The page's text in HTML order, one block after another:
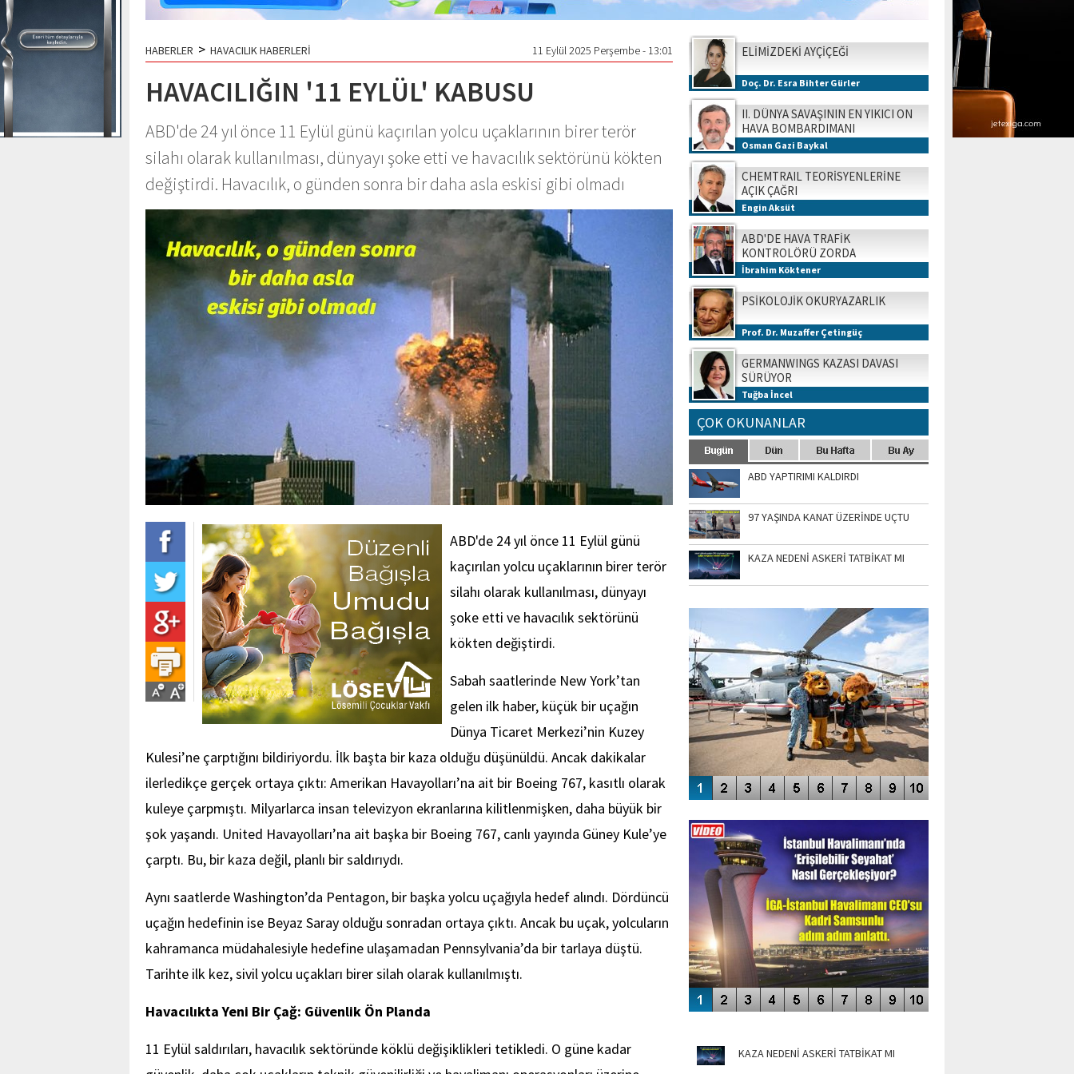
HABERLER > HAVACILIK HABERLERİ 11 Eylül 2025 Perşembe - 13:01
HAVACILIĞIN '11 EYLÜL' KABUSU
ABD'de 24 yıl önce 11 Eylül günü kaçırılan yolcu uçaklarının birer terör
silahı olarak kullanılması, dünyayı şoke etti ve havacılık sektörünü kökten
değiştirdi. Havacılık, o günden sonra bir daha asla eskisi gibi olmadı
ABD'de 24 yıl önce 11 Eylül günü
kaçırılan yolcu uçaklarının birer terör
silahı olarak kullanılması, dünyayı
şoke etti ve havacılık sektörünü
kökten değiştirdi.
Sabah saatlerinde New York’tan
gelen ilk haber, küçük bir uçağın
Dünya Ticaret Merkezi’nin Kuzey
Kulesi’ne çarptığını bildiriyordu. İlk başta bir kaza olduğu düşünüldü. Ancak dakikalar
ilerledikçe gerçek ortaya çıktı: Amerikan Havayolları’na ait bir Boeing 767, kasıtlı olarak
kuleye çarpmıştı. Milyarlarca insan televizyon ekranlarına kilitlenmişken, daha büyük bir
şok yaşandı. United Havayolları’na ait başka bir Boeing 767, canlı yayında Güney Kule’ye
çarptı. Bu, bir kaza değil, planlı bir saldırıydı.
Aynı saatlerde Washington’da Pentagon, bir başka yolcu uçağıyla hedef alındı. Dördüncü
uçağın hedefinin ise Beyaz Saray olduğu sonradan ortaya çıktı. Ancak bu uçak, yolcuların
kahramanca müdahalesiyle hedefine ulaşamadan Pennsylvania’da bir tarlaya düştü.
Tarihte ilk kez, sivil yolcu uçakları birer silah olarak kullanılmıştı.
Havacılıkta Yeni Bir Çağ: Güvenlik Ön Planda
11 Eylül saldırıları, havacılık sektöründe köklü değişiklikleri tetikledi. O güne kadar
ELİMİZDEKİ AYÇİÇEĞİ
Doç. Dr. Esra Bihter Gürler
II. DÜNYA SAVAŞININ EN YIKICI ON
HAVA BOMBARDIMANI
Osman Gazi Baykal
CHEMTRAIL TEORİSYENLERİNE
AÇIK ÇAĞRI
Engin Aksüt
ABD'DE HAVA TRAFİK
KONTROLÖRÜ ZORDA
İbrahim Köktener
PSİKOLOJİK OKURYAZARLIK
Prof. Dr. Muzaffer Çetingüç
GERMANWINGS KAZASI DAVASI
SÜRÜYOR
Tuğba İncel
ÇOK OKUNANLAR
ABD YAPTIRIMI KALDIRDI
97 YAŞINDA KANAT ÜZERİNDE UÇTU
KAZA NEDENİ ASKERİ TATBİKAT MI
SİNGAPUR AIRSHOW-2020
ENGELLERİN AŞILDIĞI HAVALİMANI
KAZA NEDENİ ASKERİ TATBİKAT MI